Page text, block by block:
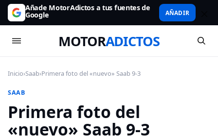
Añade MotorAdictos a tus fuentes de
Google AÑADIR
MOTORADICTOS
Inicio›Saab›Primera foto del «nuevo» Saab 9-3
SAAB
Primera foto del
«nuevo» Saab 9-3